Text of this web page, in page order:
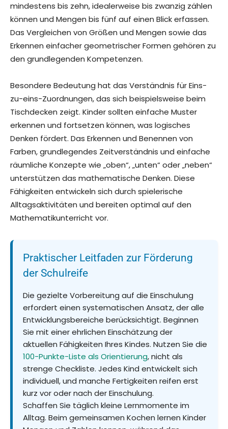
mindestens bis zehn, idealerweise bis zwanzig zählen
können und Mengen bis fünf auf einen Blick erfassen.
Das Vergleichen von Größen und Mengen sowie das
Erkennen einfacher geometrischer Formen gehören zu
den grundlegenden Kompetenzen.
Besondere Bedeutung hat das Verständnis für Eins-
zu-eins-Zuordnungen, das sich beispielsweise beim
Tischdecken zeigt. Kinder sollten einfache Muster
erkennen und fortsetzen können, was logisches
Denken fördert. Das Erkennen und Benennen von
Farben, grundlegendes Zeitverständnis und einfache
räumliche Konzepte wie „oben“, „unten“ oder „neben“
unterstützen das mathematische Denken. Diese
Fähigkeiten entwickeln sich durch spielerische
Alltagsaktivitäten und bereiten optimal auf den
Mathematikunterricht vor.
Praktischer Leitfaden zur Förderung
der Schulreife
Die gezielte Vorbereitung auf die Einschulung
erfordert einen systematischen Ansatz, der alle
Entwicklungsbereiche berücksichtigt. Beginnen
Sie mit einer ehrlichen Einschätzung der
aktuellen Fähigkeiten Ihres Kindes. Nutzen Sie die
100-Punkte-Liste als Orientierung, nicht als
strenge Checkliste. Jedes Kind entwickelt sich
individuell, und manche Fertigkeiten reifen erst
kurz vor oder nach der Einschulung.
Schaffen Sie täglich kleine Lernmomente im
Alltag. Beim gemeinsamen Kochen lernen Kinder